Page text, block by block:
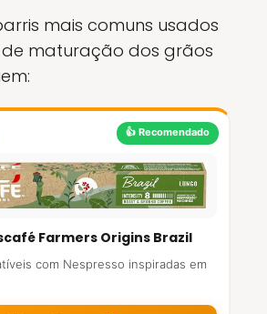
mais comuns usados
maturação dos grãos
👍 Recomendado
Farmers Origins Brazil
com Nespresso inspiradas em